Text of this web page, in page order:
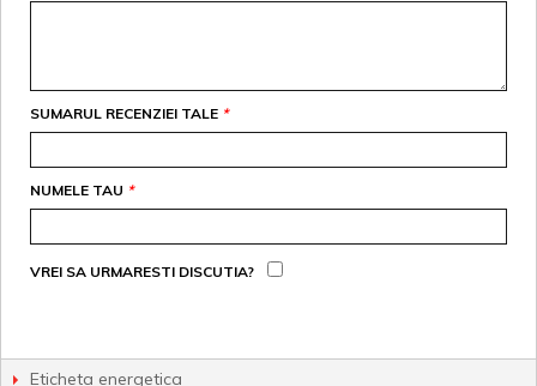
*
SUMARUL RECENZIEI TALE
*
NUMELE TAU
VREI SA URMARESTI DISCUTIA?
Eticheta energetica